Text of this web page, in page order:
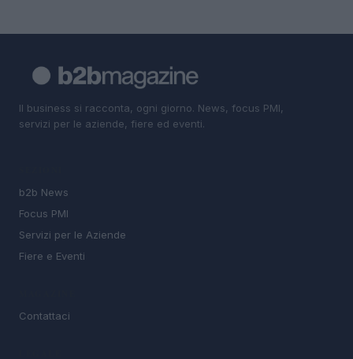
Il business si racconta, ogni giorno. News, focus PMI,
servizi per le aziende, fiere ed eventi.
b2b News
Focus PMI
Servizi per le Aziende
Fiere e Eventi
Contattaci